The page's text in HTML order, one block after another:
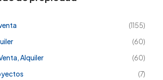
(1155)
(60)
Alquiler
(60)
(7)